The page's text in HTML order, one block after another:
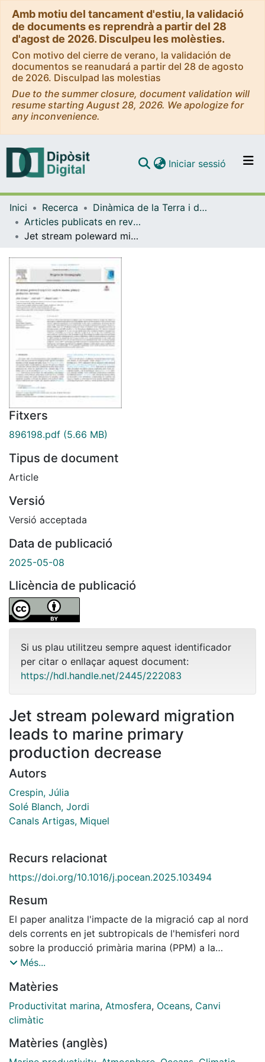
Amb motiu del tancament d'estiu, la validació
de documents es reprendrà a partir del 28
d'agost de 2026. Disculpeu les molèsties.
Con motivo del cierre de verano, la validación de
documentos se reanudará a partir del 28 de agosto
de 2026. Disculpad las molestias
Due to the summer closure, document validation will
resume starting August 28, 2026. We apologize for
any inconvenience.
Navega per tot el DD
Com publicar
Iniciar sessió (current)
Inici Recerca
Dinàmica de la Terra i de l'Oceà
Articles publicats en revistes (Dinàmica de la Terra i l'Oceà)
Jet stream poleward migration leads to marine primary production decrease
Fitxers
896198.pdf (5.66 MB)
Tipus de document
Article
Versió
Versió acceptada
Data de publicació
2025-05-08
Llicència de publicació
Si us plau utilitzeu sempre aquest identificador
per citar o enllaçar aquest document:
https://hdl.handle.net/2445/222083
Jet stream poleward migration
leads to marine primary
production decrease
Autors
Crespin, Júlia
Solé Blanch, Jordi
Canals Artigas, Miquel
Recurs relacionat
https://doi.org/10.1016/j.pocean.2025.103494
Resum
El paper analitza l'impacte de la migració cap al nord
dels corrents en jet subtropicals de l'hemisferi nord
sobre la producció primària marina (PPM) a la
Mediterrània nord-occidental. Analitzant més de dues
una relació directa entre la posició latitudinal dels
corrents en jet i la variabilitat de la PPM a la zona
d'estudi. S'ha observat una migració cap al nord
que coincideix amb una disminució constant de les
Més...
Matèries
Productivitat marina, Atmosfera, Oceans, Canvi
climàtic
Matèries (anglès)